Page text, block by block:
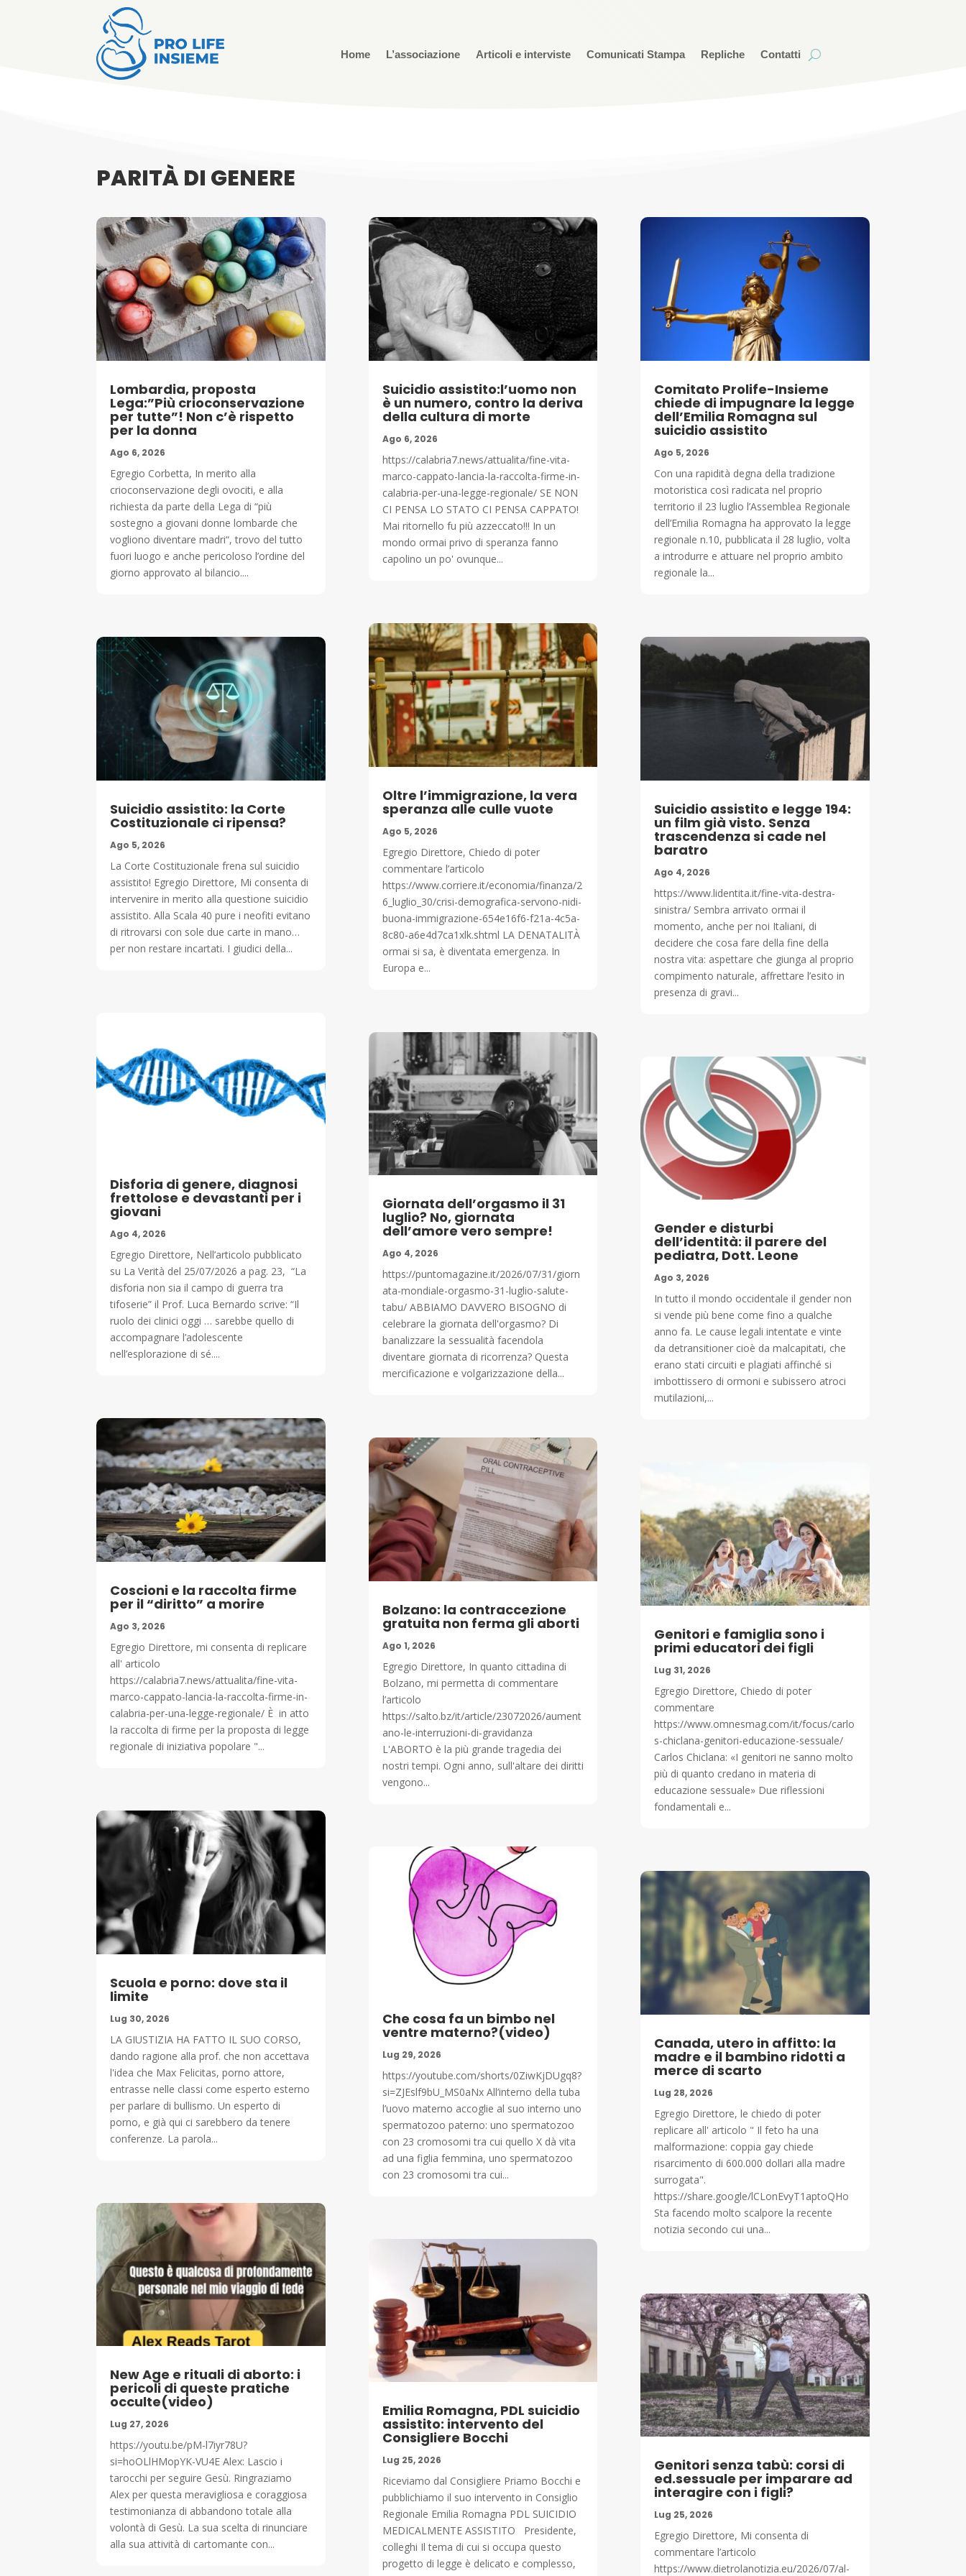
Home L’associazione Articoli e interviste Comunicati Stampa Repliche Contatti
PARITÀ DI GENERE
Lombardia, proposta
Lega:”Più crioconservazione
per tutte”! Non c’è rispetto
per la donna
Ago 6, 2026
Egregio Corbetta, In merito alla
crioconservazione degli ovociti, e alla
richiesta da parte della Lega di “più
sostegno a giovani donne lombarde che
vogliono diventare madri“, trovo del tutto
fuori luogo e anche pericoloso l’ordine del
giorno approvato al bilancio....
Suicidio assistito: la Corte
Costituzionale ci ripensa?
Ago 5, 2026
La Corte Costituzionale frena sul suicidio
assistito! Egregio Direttore, Mi consenta di
intervenire in merito alla questione suicidio
assistito. Alla Scala 40 pure i neofiti evitano
di ritrovarsi con sole due carte in mano…
per non restare incartati. I giudici della...
Disforia di genere, diagnosi
frettolose e devastanti per i
giovani
Ago 4, 2026
Egregio Direttore, Nell’articolo pubblicato
su La Verità del 25/07/2026 a pag. 23, “La
disforia non sia il campo di guerra tra
tifoserie” il Prof. Luca Bernardo scrive: “Il
ruolo dei clinici oggi … sarebbe quello di
accompagnare l’adolescente
nell’esplorazione di sé....
Coscioni e la raccolta firme
per il “diritto” a morire
Ago 3, 2026
Egregio Direttore, mi consenta di replicare
all' articolo
https://calabria7.news/attualita/fine-vita-
marco-cappato-lancia-la-raccolta-firme-in-
calabria-per-una-legge-regionale/ È in atto
la raccolta di firme per la proposta di legge
regionale di iniziativa popolare "...
Scuola e porno: dove sta il
limite
Lug 30, 2026
LA GIUSTIZIA HA FATTO IL SUO CORSO,
dando ragione alla prof. che non accettava
l'idea che Max Felicitas, porno attore,
entrasse nelle classi come esperto esterno
per parlare di bullismo. Un esperto di
porno, e già qui ci sarebbero da tenere
conferenze. La parola...
New Age e rituali di aborto: i
pericoli di queste pratiche
occulte(video)
Lug 27, 2026
https://youtu.be/pM-l7iyr78U?
si=hoOLlHMopYK-VU4E Alex: Lascio i
tarocchi per seguire Gesù. Ringraziamo
Alex per questa meravigliosa e coraggiosa
testimonianza di abbandono totale alla
volontà di Gesù. La sua scelta di rinunciare
alla sua attività di cartomante con...
Suicidio assistito:l’uomo non
è un numero, contro la deriva
della cultura di morte
Ago 6, 2026
https://calabria7.news/attualita/fine-vita-
marco-cappato-lancia-la-raccolta-firme-in-
calabria-per-una-legge-regionale/ SE NON
CI PENSA LO STATO CI PENSA CAPPATO!
Mai ritornello fu più azzeccato!!! In un
mondo ormai privo di speranza fanno
capolino un po' ovunque...
Oltre l’immigrazione, la vera
speranza alle culle vuote
Ago 5, 2026
Egregio Direttore, Chiedo di poter
commentare l’articolo
https://www.corriere.it/economia/finanza/2
6_luglio_30/crisi-demografica-servono-nidi-
buona-immigrazione-654e16f6-f21a-4c5a-
8c80-a6e4d7ca1xlk.shtml LA DENATALITÀ
ormai si sa, è diventata emergenza. In
Europa e...
Giornata dell’orgasmo il 31
luglio? No, giornata
dell’amore vero sempre!
Ago 4, 2026
https://puntomagazine.it/2026/07/31/giorn
ata-mondiale-orgasmo-31-luglio-salute-
tabu/ ABBIAMO DAVVERO BISOGNO di
celebrare la giornata dell'orgasmo? Di
banalizzare la sessualità facendola
diventare giornata di ricorrenza? Questa
mercificazione e volgarizzazione della...
Bolzano: la contraccezione
gratuita non ferma gli aborti
Ago 1, 2026
Egregio Direttore, In quanto cittadina di
Bolzano, mi permetta di commentare
l’articolo
https://salto.bz/it/article/23072026/aument
ano-le-interruzioni-di-gravidanza
L'ABORTO è la più grande tragedia dei
nostri tempi. Ogni anno, sull'altare dei diritti
vengono...
Che cosa fa un bimbo nel
ventre materno?(video)
Lug 29, 2026
https://youtube.com/shorts/0ZiwKjDUgq8?
si=ZJEslf9bU_MS0aNx All’interno della tuba
l’uovo materno accoglie al suo interno uno
spermatozoo paterno: uno spermatozoo
con 23 cromosomi tra cui quello X dà vita
ad una figlia femmina, uno spermatozoo
con 23 cromosomi tra cui...
Emilia Romagna, PDL suicidio
assistito: intervento del
Consigliere Bocchi
Lug 25, 2026
Riceviamo dal Consigliere Priamo Bocchi e
pubblichiamo il suo intervento in Consiglio
Regionale Emilia Romagna PDL SUICIDIO
MEDICALMENTE ASSISTITO Presidente,
colleghi Il tema di cui si occupa questo
progetto di legge è delicato e complesso,
Comitato Prolife-Insieme
chiede di impugnare la legge
dell’Emilia Romagna sul
suicidio assistito
Ago 5, 2026
Con una rapidità degna della tradizione
motoristica così radicata nel proprio
territorio il 23 luglio l’Assemblea Regionale
dell’Emilia Romagna ha approvato la legge
regionale n.10, pubblicata il 28 luglio, volta
a introdurre e attuare nel proprio ambito
regionale la...
Suicidio assistito e legge 194:
un film già visto. Senza
trascendenza si cade nel
baratro
Ago 4, 2026
https://www.lidentita.it/fine-vita-destra-
sinistra/ Sembra arrivato ormai il
momento, anche per noi Italiani, di
decidere che cosa fare della fine della
nostra vita: aspettare che giunga al proprio
compimento naturale, affrettare l’esito in
presenza di gravi...
Gender e disturbi
dell’identità: il parere del
pediatra, Dott. Leone
Ago 3, 2026
In tutto il mondo occidentale il gender non
si vende più bene come fino a qualche
anno fa. Le cause legali intentate e vinte
da detransitioner cioè da malcapitati, che
erano stati circuiti e plagiati affinché si
imbottissero di ormoni e subissero atroci
mutilazioni,...
Genitori e famiglia sono i
primi educatori dei figli
Lug 31, 2026
Egregio Direttore, Chiedo di poter
commentare
https://www.omnesmag.com/it/focus/carlo
s-chiclana-genitori-educazione-sessuale/
Carlos Chiclana: «I genitori ne sanno molto
più di quanto credano in materia di
educazione sessuale» Due riflessioni
fondamentali e...
Canada, utero in affitto: la
madre e il bambino ridotti a
merce di scarto
Lug 28, 2026
Egregio Direttore, le chiedo di poter
replicare all' articolo " Il feto ha una
malformazione: coppia gay chiede
risarcimento di 600.000 dollari alla madre
surrogata".
https://share.google/lCLonEvyT1aptoQHo
Sta facendo molto scalpore la recente
notizia secondo cui una...
Genitori senza tabù: corsi di
ed.sessuale per imparare ad
interagire con i figli?
Lug 25, 2026
Egregio Direttore, Mi consenta di
commentare l’articolo
https://www.dietrolanotizia.eu/2026/07/al-